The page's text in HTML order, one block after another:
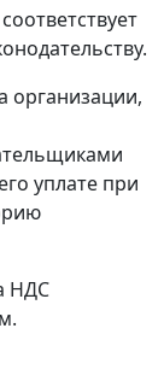
организации,
уплате при
НДС